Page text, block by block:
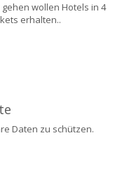
wollen Hotels in 4
erhalten..
Daten zu schützen.